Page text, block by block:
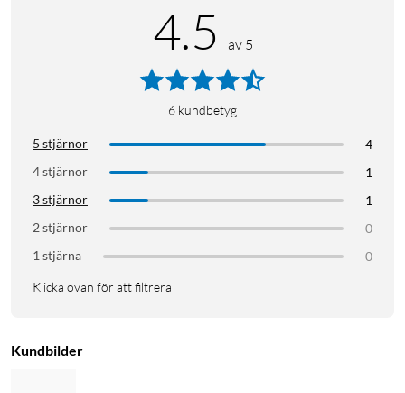
4.5 av 5
6 kundbetyg
5 stjärnor
4
4 stjärnor
1
3 stjärnor
1
2 stjärnor
0
1 stjärna
0
Klicka ovan för att filtrera
Kundbilder